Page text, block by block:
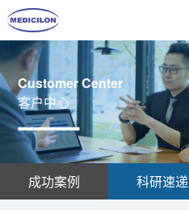
Customer Center
客户中心
成功案例 科研速递